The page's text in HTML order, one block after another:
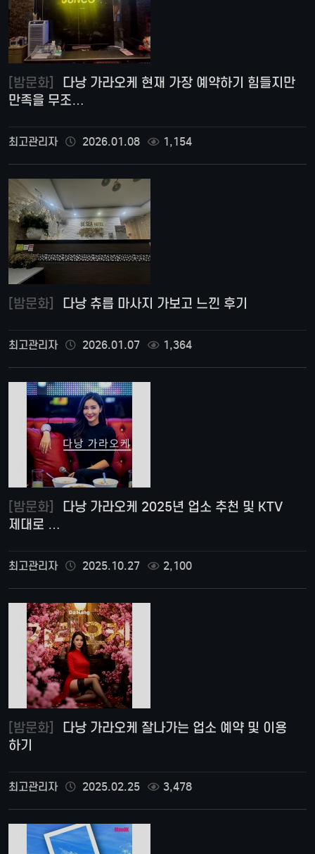
[밤문화]
만족을 무조…
최고관리자 2026.01.08 1,154
[밤문화] 다낭 츄릅 마사지 가보고 느낀 후기
최고관리자 2026.01.07 1,364
[밤문화]
제대로 …
최고관리자 2025.10.27 2,100
[밤문화]
하기
최고관리자 2025.02.25 3,478